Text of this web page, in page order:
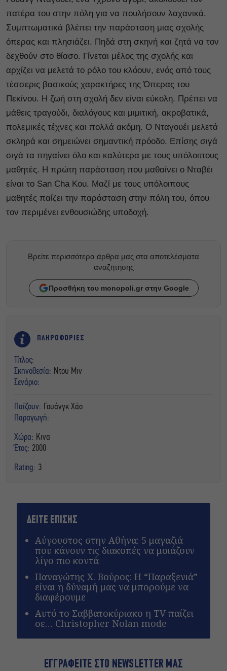
πατέρα του στην πόλη για να πουλήσουν λαχανικά.
Συμπτωματικά βλέπει την παράσταση μιας σχολής
όπερας και πλησιάζει. Πηδά στη σκηνή και ζητά να τον
δεχθούν στο θίασο. Γίνεται μέλος της σχολής και
αρχίζει να μελετά το ρόλο του κλόουν, ενός από τους
τέσσερις βασικούς χαρακτήρες της Όπερας του
Πεκίνου. Η ζωή στη σχολή δεν είναι εύκολη. Πρέπει να
μάθεις τραγούδι, διαλόγους και μιμιτική, ακροβατικά,
πολεμικές τέχνες και πολλά ακόμη. Ο Νταγουέι μελετά
σκληρά και σημειώνει σημαντική πρόοδο. Επίσης σιγά
σιγά τα πηγαίνει όλο και καλύτερα με τους υπόλοιπους
μαθητές. Η πρώτη παράσταση που μαθαίνει ο Νταβέι
είναι το San Cha Kou. Μαζί με τους υπόλοιπους
μαθητές παίζει την παράσταση στην πόλη του, όπου
τον περιμένει ενθουσιώδης υποδοχή.
Βρείτε περισσότερα άρθρα μας στα αποτελέσματα
αναζητησης
Προσθήκη του monopoli.gr στην Google
ΠΛΗΡΟΦΟΡΙΕΣ
Τίτλος:
Σκηνοθεσία: Ντου Μιν
Σενάριο:
Παίζουν:
Γουάνγκ Χάο
Παραγωγή:
Χώρα: Κινα
Έτος: 2000
Rating: 3
ΔΕΙΤΕ ΕΠΙΣΗΣ
Αύγουστος στην Αθήνα: 5 μαγαζιά
που κάνουν τις διακοπές να μοιάζουν
λίγο πιο κοντά
Παναγώτης Χ. Βούρος: Η “Παραξενιά”
είναι η δύναμή μας να μπορούμε να
διαφέρουμε
Αυτό το Σαββατοκύριακο η TV παίζει
σε… Christopher Nolan mode
ΕΓΓΡΑΦΕΙΤΕ ΣΤΟ NEWSLETTER ΜΑΣ